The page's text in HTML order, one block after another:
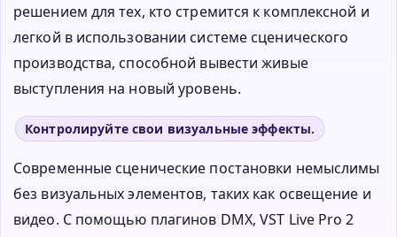
решением для тех, кто стремится к комплексной и
легкой в использовании системе сценического
производства, способной вывести живые
выступления на новый уровень.
Контролируйте свои визуальные эффекты.
Современные сценические постановки немыслимы
без визуальных элементов, таких как освещение и
видео. С помощью плагинов DMX, VST Live Pro 2